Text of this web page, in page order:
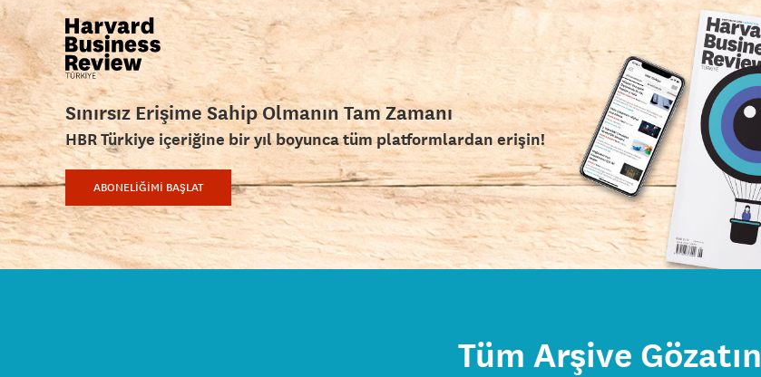
Sınırsız Erişime Sahip Olmanın Tam Zamanı
HBR Türkiye içeriğine bir yıl boyunca tüm platformlardan erişin!
ABONELİĞİMİ BAŞLAT
Tüm Arşive Gözatın